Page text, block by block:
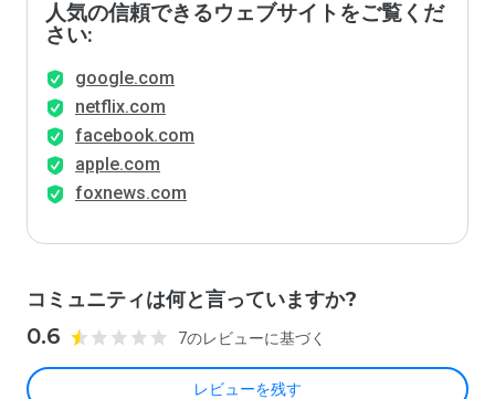
人気の信頼できるウェブサイトをご覧くだ
さい:
google.com
netflix.com
facebook.com
apple.com
foxnews.com
コミュニティは何と言っていますか?
0.6 7のレビューに基づく
レビューを残す